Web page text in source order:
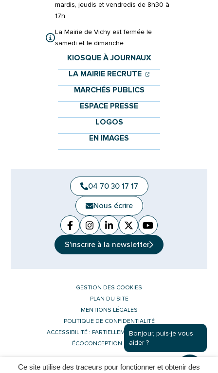
Ce site utilise des traceurs pour fonctionner et obtenir des
mardis, jeudis et vendredis de 8h30 à
17h
La Mairie de Vichy est fermée le
samedi et le dimanche.
KIOSQUE À JOURNAUX
LA MAIRIE RECRUTE (OUVERTURE
(OUVERTURE
MARCHÉS PUBLICS
ESPACE PRESSE
LOGOS
EN IMAGES
04 70 30 17 17
Nous écrire
Facebook
(ouverture dans un nouvel onglet)
Instagram
(ouverture dans un nouvel
Linkedin
(ouverture dans un nouvel
X (Twitter)
(ouverture dans un
YouTube
(ouverture dans
S'inscrire à la newsletter
GESTION DES COOKIES
PLAN DU SITE
MENTIONS LÉGALES
POLITIQUE DE CONFIDENTIALITÉ
ACCESSIBILITÉ : PARTIELLEMENT CONFORME
ÉCOCONCEPTION DU SITE
Bonjour, puis-je vous
aider ?